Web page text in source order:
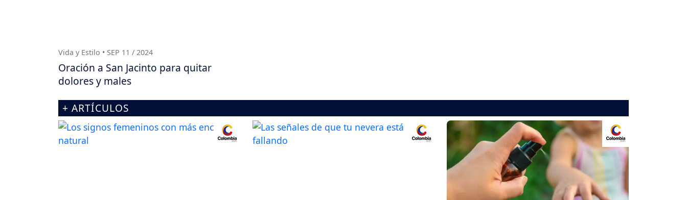
Vida y Estilo • SEP 11 / 2024
Oración a San Jacinto para quitar
dolores y males
+ ARTÍCULOS